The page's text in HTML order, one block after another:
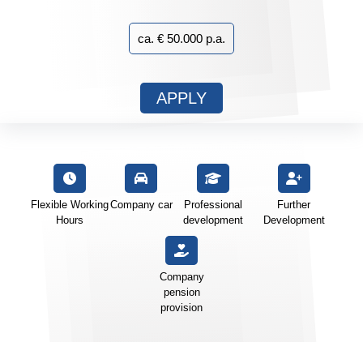
ca. € 50.000 p.a.
APPLY
Flexible Working
Hours
Company car
Professional
development
Further
Development
Company
pension
provision